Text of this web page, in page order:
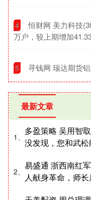
4
恒财网 美力科技
万户，较上期增加
5 寻钱网 瑞达期货
最新文章
1、
多盈策略 吴用智
没发现，您和武松
2、
易盛通 浙西南红
人献身革命，师